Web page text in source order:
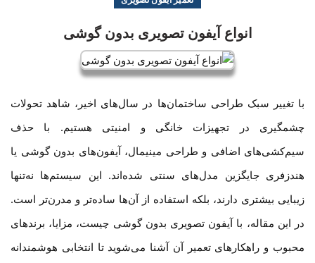
انواع آیفون تصویری بدون گوشی
با تغییر سبک طراحی ساختمان‌ها در سال‌های اخیر، شاهد تحولات
چشمگیری در تجهیزات خانگی و امنیتی هستیم. با حذف
سیم‌کشی‌های اضافی و طراحی مینیمال، آیفون‌های بدون گوشی یا
هندزفری جایگزین مدل‌های سنتی شده‌اند. این سیستم‌ها نه‌تنها
زیبایی بیشتری دارند، بلکه استفاده از آن‌ها ساده‌تر و مدرن‌تر است.
در این مقاله، با آیفون تصویری بدون گوشی چیست، مزایا، برندهای
محبوب و راهکارهای تعمیر آن آشنا می‌شوید تا انتخابی هوشمندانه